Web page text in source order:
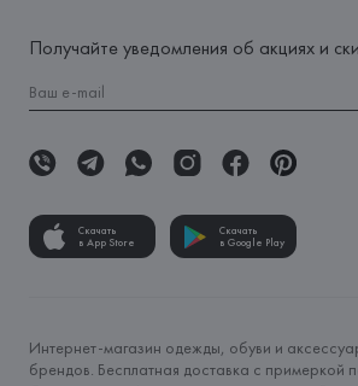
Получайте уведомления об акциях и
Скачать
в App Store
Скачать
в Google Play
Интернет-магазин одежды, обуви и
брендов. Бесплатная доставка с примеркой